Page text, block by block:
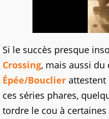
Si le succès presque
Crossing, mais aussi du
Épée/Bouclier attestent
ces séries phares,
tordre le cou à